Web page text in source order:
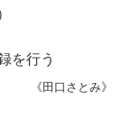
を行う
《田口さとみ》